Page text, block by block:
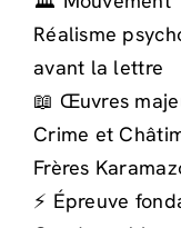
Réalisme
avant la lettre
📖 Œuvres
Crime et
Frères
⚡ Épreuve